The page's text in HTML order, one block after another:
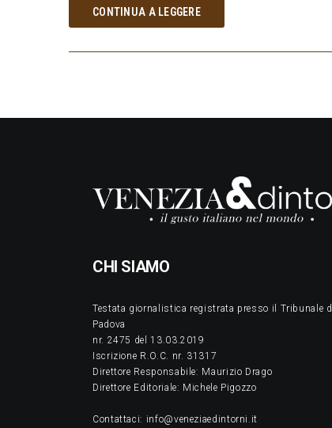
CONTINUA A LEGGERE
CHI SIAMO
Testata giornalistica registrata presso il Tribunale
Padova
nr. 2475 del 13.03.2019
Iscrizione R.O.C. nr. 31317
Direttore Responsabile: Maurizio Drago
Direttore Editoriale: Michele Pigozzo
Contattaci: info@veneziaedintorni.it